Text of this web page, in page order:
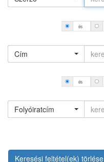
és
Cím
és
Folyóiratcím
Keresési feltétel(ek) törlése